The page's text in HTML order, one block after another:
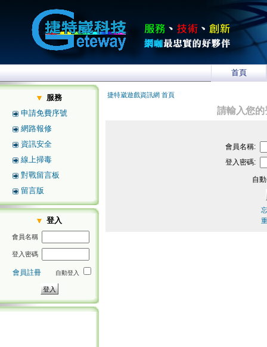
首頁
服務
申請免費序號
網路報修
資訊安全
線上掃毒
對戰留言板
留言版
登入
會員名稱
登入密碼
會員註冊 自動登入
捷特崴遊戲資訊網 首頁
請輸入您
會員名稱:
登入密碼:
自